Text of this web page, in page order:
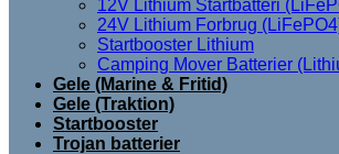
12V Lithium Startbatteri
24V Lithium Forbrug
Startbooster Lithium
Camping Mover Batterier
Gele (Marine & Fritid)
Gele (Traktion)
Startbooster
Trojan batterier